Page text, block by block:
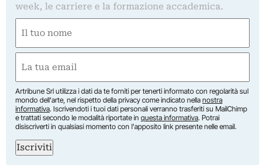
week, le carriere e la formazione accademica.
(Required)
First
(Required)
Artribune Srl utilizza i dati da te forniti per tenerti informato con regolarità sul
mondo dell'arte, nel rispetto della privacy come indicato nella nostra
informativa. Iscrivendoti i tuoi dati personali verranno trasferiti su MailChimp
e trattati secondo le modalità riportate in questa informativa. Potrai
disiscriverti in qualsiasi momento con l'apposito link presente nelle email.
Iscriviti